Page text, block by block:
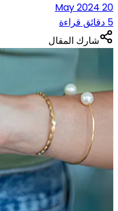
20 May 2024
5 دقائق قراءة
شارك المقال